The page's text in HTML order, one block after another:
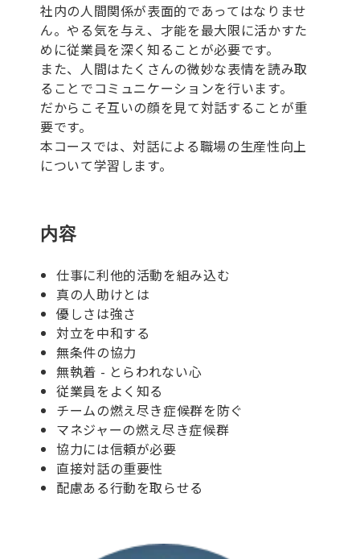
社内の人間関係が表面的であってはなりませ
ん。やる気を与え、才能を最大限に活かすた
めに従業員を深く知ることが必要です。
また、人間はたくさんの微妙な表情を読み取
ることでコミュニケーションを行います。
だからこそ互いの顔を見て対話することが重
要です。
本コースでは、対話による職場の生産性向上
について学習します。
内容
仕事に利他的活動を組み込む
真の人助けとは
優しさは強さ
対立を中和する
無条件の協力
無執着 - とらわれない心
従業員をよく知る
チームの燃え尽き症候群を防ぐ
マネジャーの燃え尽き症候群
協力には信頼が必要
直接対話の重要性
配慮ある行動を取らせる